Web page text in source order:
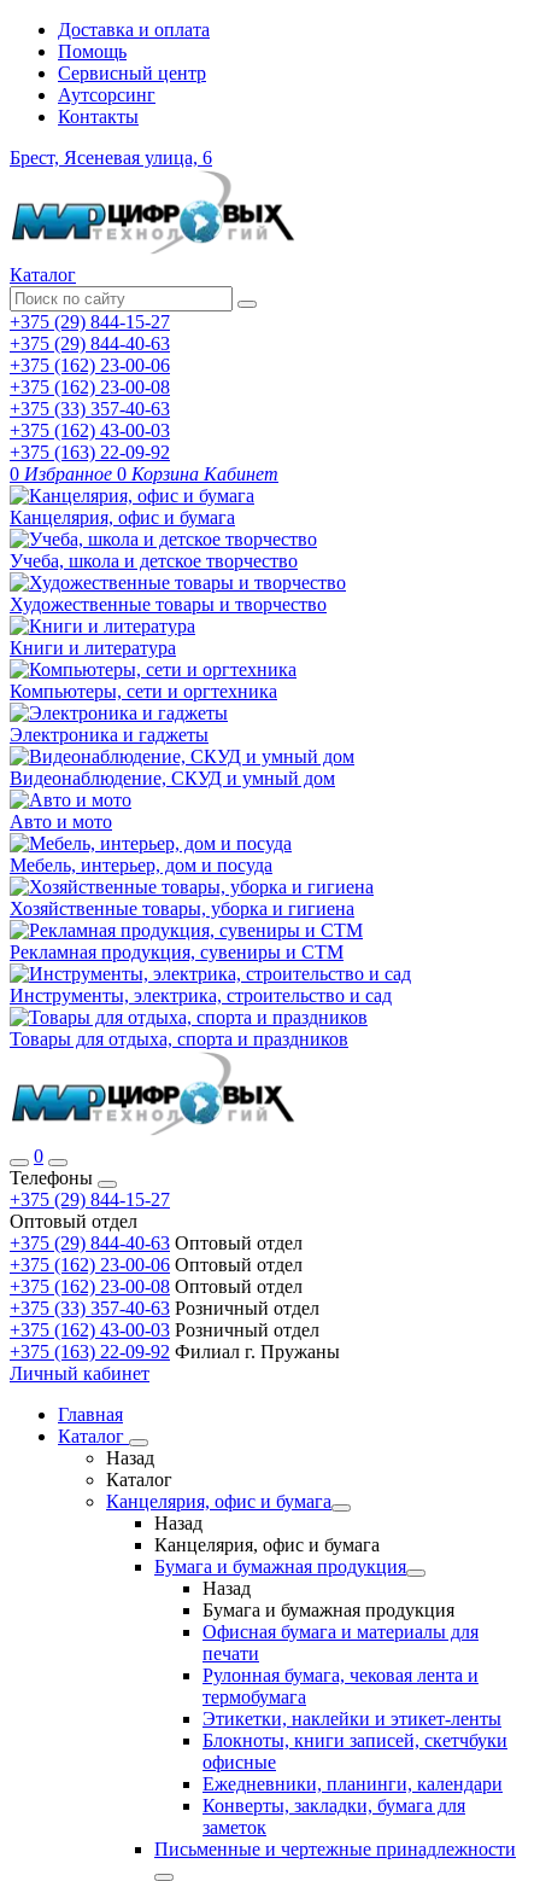
Доставка и оплата
Помощь
Сервисный центр
Аутсорсинг
Контакты
Брест, Ясеневая улица, 6
Каталог
+375 (29) 844-15-27
+375 (29) 844-40-63
+375 (162) 23-00-06
+375 (162) 23-00-08
+375 (33) 357-40-63
+375 (162) 43-00-03
+375 (163) 22-09-92
0 Избранное 0 Корзина Кабинет
Канцелярия, офис и бумага
Учеба, школа и детское творчество
Художественные товары и творчество
Книги и литература
Компьютеры, сети и оргтехника
Электроника и гаджеты
Видеонаблюдение, СКУД и умный дом
Авто и мото
Мебель, интерьер, дом и посуда
Хозяйственные товары, уборка и гигиена
Рекламная продукция, сувениры и СТМ
Инструменты, электрика, строительство и сад
Товары для отдыха, спорта и праздников
0
Телефоны
+375 (29) 844-15-27
Оптовый отдел
+375 (29) 844-40-63 Оптовый отдел
+375 (162) 23-00-06 Оптовый отдел
+375 (162) 23-00-08 Оптовый отдел
+375 (33) 357-40-63 Розничный отдел
+375 (162) 43-00-03 Розничный отдел
+375 (163) 22-09-92 Филиал г. Пружаны
Личный кабинет
Главная
Каталог
Назад
Каталог
Канцелярия, офис и бумага
Назад
Канцелярия, офис и бумага
Бумага и бумажная продукция
Назад
Бумага и бумажная продукция
Офисная бумага и материалы для
печати
Рулонная бумага, чековая лента и
термобумага
Этикетки, наклейки и этикет-ленты
Блокноты, книги записей, скетчбуки
офисные
Ежедневники, планинги, календари
Конверты, закладки, бумага для
заметок
Письменные и чертежные принадлежности